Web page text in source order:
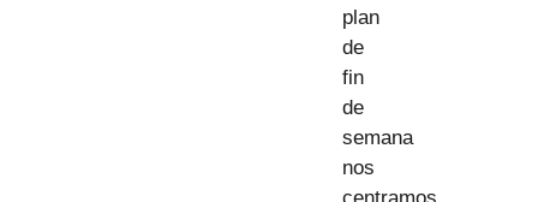
plan
de
fin
de
semana
nos
centramos